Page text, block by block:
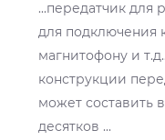
...передатчик для
для подключения
магнитофону и
конструкции
может составить
десятков ...